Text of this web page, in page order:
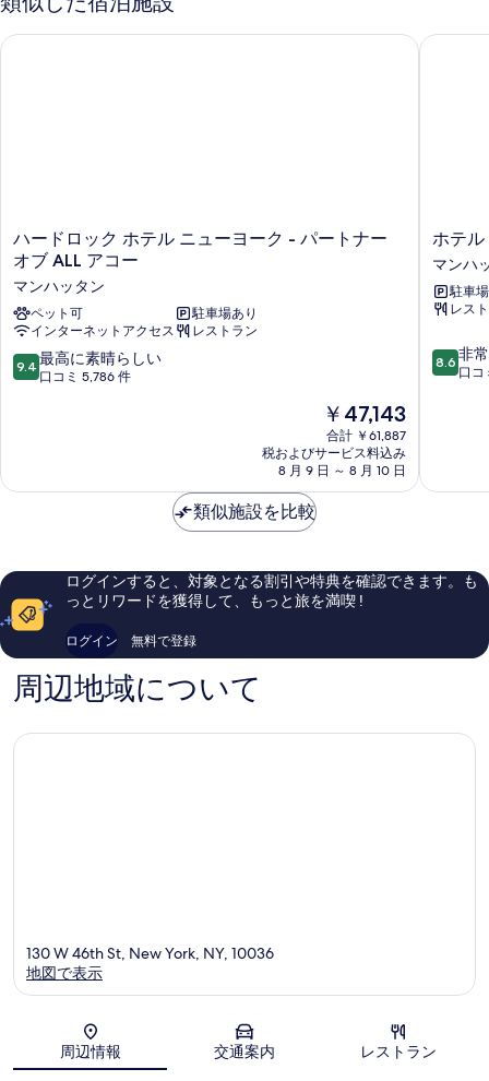
ハ
ー
ド
ロ
ッ
ク
ホ
テ
ー
ー
ナ
ー
ALL
ア
ー
ハードロック ホテル ニューヨーク - パートナー
オブ ALL アコー
マンハッタン
ペット可
駐車場あり
インターネットアクセス
レストラン
10
段
に
し
口
コ
5,786
件
の
口
9.4 最高に素晴らしい
口コミ 5,786 件
現
在
の
料
金
￥47,143
合計 ￥61,887
税およびサービス料込み
8 月 9 日 ～ 8 月 10 日
ハードロック ホテル ニューヨーク - パートナー オブ ALL アコ
ホ
ル
エ
デ
ン
タ
エ
ハ
ッ
ホテ
マンハ
駐車
レス
10
段
に
コ
ミ
8.6 非
口コ
ホテル
類似施設を比較
ログインすると、対象となる割引や特典を確認できます。も
っとリワードを獲得して、もっと旅を満喫 !
ログイン 無料で登録
周辺地域について
地図
130 W 46th St, New York, NY, 10036
地図で表示
周辺情報 交通案内 レストラン